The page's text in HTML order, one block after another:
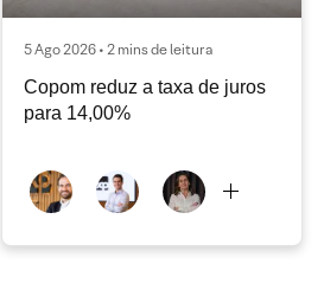
5 Ago 2026 • 2 mins de leitura
Copom reduz a taxa de juros
para 14,00%